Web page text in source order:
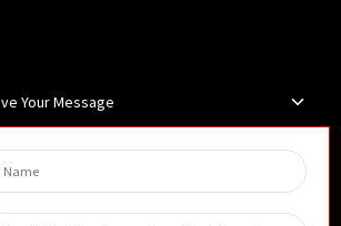
滨区先进制造业开发区邵华路199号
Your Message